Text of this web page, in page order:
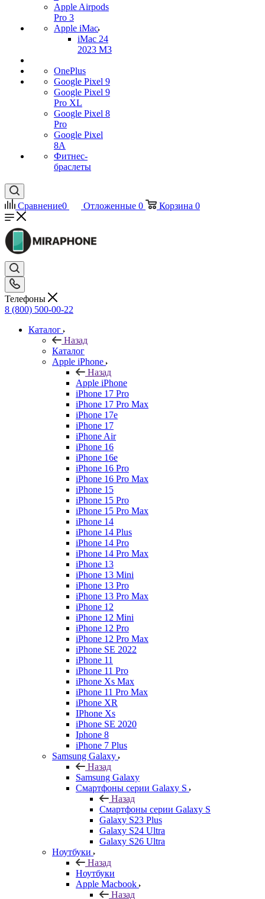
Apple Airpods
Pro 3
Apple iMac
iMac 24
2023 M3
OnePlus
Google Pixel 9
Google Pixel 9
Pro XL
Google Pixel 8
Pro
Google Pixel
8A
Фитнес-
браслеты
Сравнение0 Отложенные 0 Корзина 0
Телефоны
8 (800) 500-00-22
Каталог
Назад
Каталог
Apple iPhone
Назад
Apple iPhone
iPhone 17 Pro
iPhone 17 Pro Max
iPhone 17e
iPhone 17
iPhone Air
iPhone 16
iPhone 16e
iPhone 16 Pro
iPhone 16 Pro Max
iPhone 15
iPhone 15 Pro
iPhone 15 Pro Max
iPhone 14
iPhone 14 Plus
iPhone 14 Pro
iPhone 14 Pro Max
iPhone 13
iPhone 13 Mini
iPhone 13 Pro
iPhone 13 Pro Max
iPhone 12
iPhone 12 Mini
iPhone 12 Pro
iPhone 12 Pro Max
iPhone SE 2022
iPhone 11
iPhone 11 Pro
iPhone Xs Max
iPhone 11 Pro Max
iPhone XR
IPhone Xs
iPhone SE 2020
Iphone 8
iPhone 7 Plus
Samsung Galaxy
Назад
Samsung Galaxy
Смартфоны серии Galaxy S
Назад
Смартфоны серии Galaxy S
Galaxy S23 Plus
Galaxy S24 Ultra
Galaxy S26 Ultra
Ноутбуки
Назад
Ноутбуки
Apple Macbook
Назад